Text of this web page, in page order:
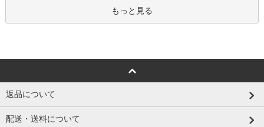
もっと見る
返品について
配送・送料について